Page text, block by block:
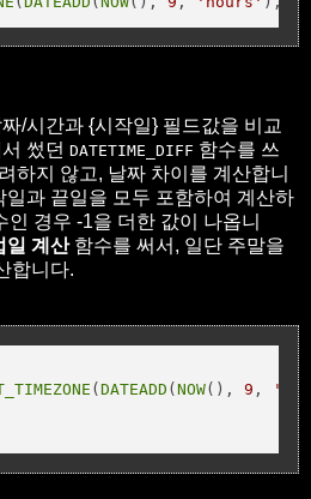
/시간과 {시작일} 필드값을 비교
썼던 DATETIME_DIFF 함수를 쓰
하지 않고, 날짜 차이를 계산합니
일과 끝일을 모두 포함하여 계산하
경우 -1을 더한 값이 나옵니
일 계산함수를 써서, 일단 주말을
합니다.
( DATEADD ( NOW(), 9 ,